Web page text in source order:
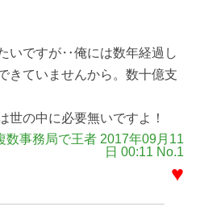
いですが‥俺には数年経過し
きていませんから。数十億支
世の中に必要無いですよ！
事務局で王者 2017年09月11
日 00:11 No.1
♥